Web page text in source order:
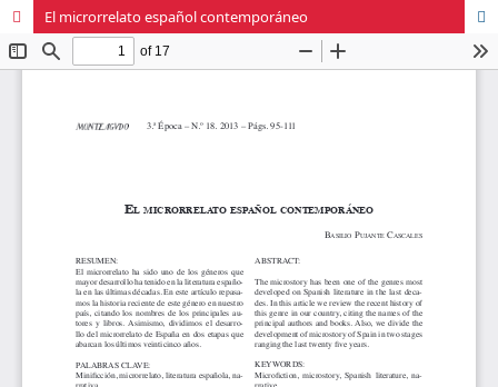
El microrrelato español contemporáneo